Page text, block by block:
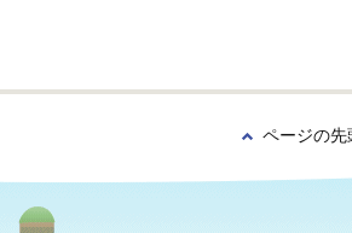
ページの先